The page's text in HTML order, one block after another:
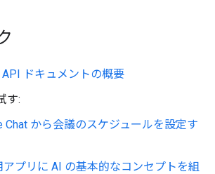
API ドキュメントの概要
す:
Chat から会議のスケジュールを設定す
アプリに AI の基本的なコンセプトを組